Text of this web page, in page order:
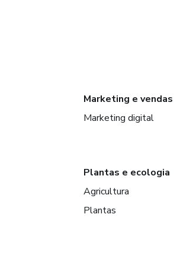
Marketing e vendas
Marketing digital
Plantas e ecologia
Agricultura
Plantas